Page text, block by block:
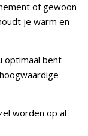
of gewoon
je warm en
optimaal bent
worden op al